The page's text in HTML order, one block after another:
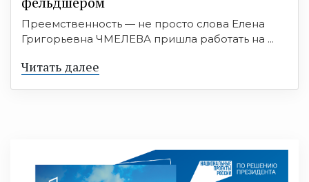
Преемственность — не просто слова Елена
Григорьевна ЧМЕЛЕВА пришла работать на ...
Читать далее